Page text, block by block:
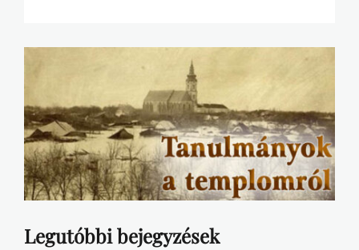
Legutóbbi bejegyzések